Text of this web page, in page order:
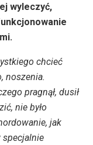
wyleczyć,
chcieć
noszenia.
pragnął, dusił
nie było
jak
specjalnie